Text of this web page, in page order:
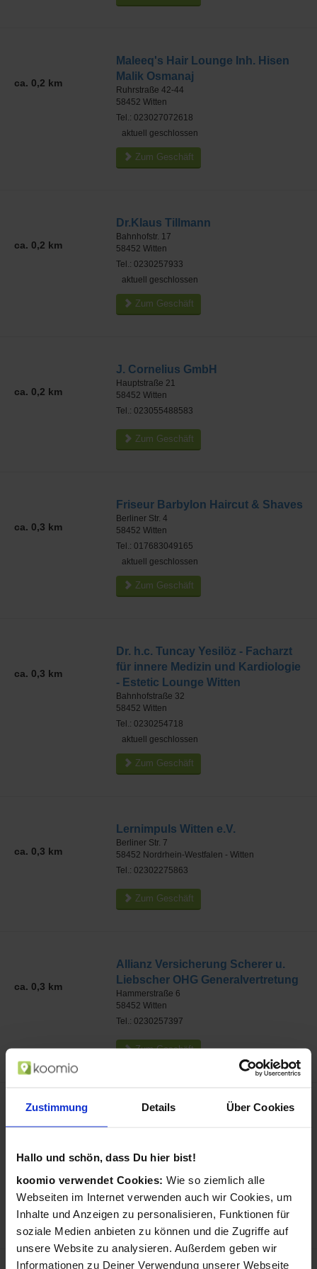
Zustimmung Details Über Cookies
Hallo und schön, dass Du hier bist!
koomio verwendet Cookies: Wie so ziemlich alle
Webseiten im Internet verwenden auch wir Cookies, um
Inhalte und Anzeigen zu personalisieren, Funktionen für
soziale Medien anbieten zu können und die Zugriffe auf
unsere Website zu analysieren. Außerdem geben wir
Informationen zu Deiner Verwendung unserer Webseite
ca. 0,2 km
Maleeq's Hair Lounge Inh. Hisen
Malik Osmanaj
Ruhrstraße 42-44
58452 Witten
Tel.: 023027072618
aktuell geschlossen
Zum Geschäft
ca. 0,2 km
Dr.Klaus Tillmann
Bahnhofstr. 17
58452 Witten
Tel.: 0230257933
aktuell geschlossen
Zum Geschäft
ca. 0,2 km
J. Cornelius GmbH
Hauptstraße 21
58452 Witten
Tel.: 023055488583
Zum Geschäft
ca. 0,3 km
Friseur Barbylon Haircut & Shaves
Berliner Str. 4
58452 Witten
Tel.: 017683049165
aktuell geschlossen
Zum Geschäft
ca. 0,3 km
Dr. h.c. Tuncay Yesilöz - Facharzt
für innere Medizin und Kardiologie
- Estetic Lounge Witten
Bahnhofstraße 32
58452 Witten
Tel.: 0230254718
aktuell geschlossen
Zum Geschäft
ca. 0,3 km
Lernimpuls Witten e.V.
Berliner Str. 7
58452 Nordrhein-Westfalen - Witten
Tel.: 02302275863
Zum Geschäft
ca. 0,3 km
Allianz Versicherung Scherer u.
Liebscher OHG Generalvertretung
Hammerstraße 6
58452 Witten
Tel.: 0230257397
Zum Geschäft
Anwaltskanzlei Wegermann
Nordstr. 8
Tel.: 02302978980
Zum Geschäft